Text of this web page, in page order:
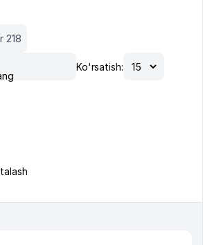
218
Ko'rsatish: